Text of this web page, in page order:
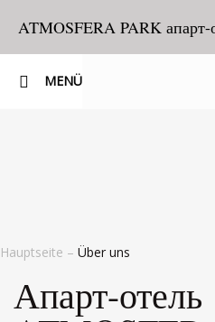
ATMOSFERA PARK апарт-
MENÜ
Hauptseite – Über uns
Апарт-отель